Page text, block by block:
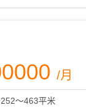
/月
～463平米